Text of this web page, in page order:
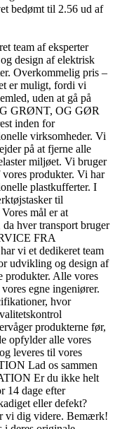
bedømt til 2.56 ud af
team af eksperter
design af elektrisk
Overkommelig pris –
er muligt, fordi vi
uden at gå på
GRØNT, OG GØR
inden for
virksomheder. Vi
på at fjerne alle
miljøet. Vi bruger
produkter. Vi har
plastkufferter. I
til
mål er at
hver transport bruger
FRA
vi et dedikeret team
udvikling og design af
produkter. Alle vores
egne ingeniører.
hvor
produkterne før,
opfylder alle vores
leveres til vores
Lad os sammen
Er du ikke helt
14 dage efter
eller defekt?
vi dig videre. Bemærk!